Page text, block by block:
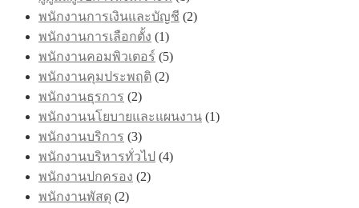
พนักงานการเงินและบัญชี (2)
พนักงานการเลือกตั้ง (1)
พนักงานคอมพิวเตอร์ (5)
พนักงานคุมประพฤติ (2)
พนักงานธุรการ (2)
พนักงานนโยบายและแผนงาน (1)
พนักงานบริการ (3)
พนักงานบริหารทั่วไป (4)
พนักงานปกครอง (2)
พนักงานพัสดุ (2)